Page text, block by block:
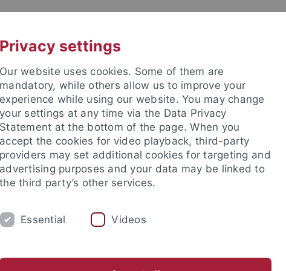
(TüSE)
Tübingen School of Education (TüSE)
Privacy settings
Our website uses cookies. Some of them are
mandatory, while others allow us to improve your
experience while using our website. You may change
your settings at any time via the Data Privacy
Statement at the bottom of the page. When you
accept the cookies for video playback, third-party
providers may set additional cookies for targeting and
advertising purposes and your data may be linked to
the third party’s other services.
Essential Videos